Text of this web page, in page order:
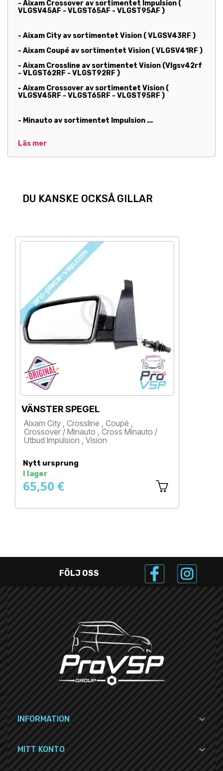
- Aixam Crossover av sortimentet Impulsion (
VLGSV45AF - VLGST65AF - VLGST95AF )
- Aixam City av sortimentet Vision ( VLGSV43RF )
- Aixam Coupé av sortimentet Vision ( VLGSV41RF )
- Aixam Crossline av sortimentet Vision (Vlgsv42rf
- VLGST62RF - VLGST92RF )
- Aixam Crossover av sortimentet Vision (
VLGSV45RF - VLGST65RF - VLGST95RF )
- Minauto av sortimentet Impulsion ...
Läs mer
DU KANSKE OCKSÅ GILLAR
VÄNSTER SPEGEL
Aixam City , Crossline , Coupé ,
Crossover / Minauto , Cross Minauto /
Utbud Impulsion , Vision
Nytt ursprung
I lager
65,50 €
FÖLJ OSS
INFORMATION 
MITT KONTO 